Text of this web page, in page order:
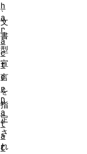
、
文
書
型
宣
言
を
指
定
さ
れ
h
a
r
a
c
t
e
r
D
a
t
a
C